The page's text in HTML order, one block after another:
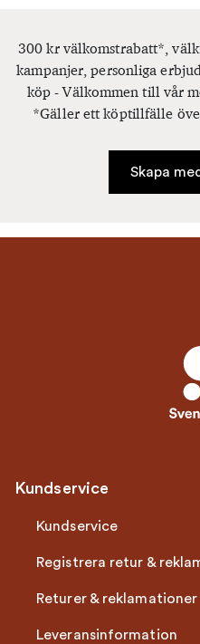
300 kr välkomstrabatt*,
kampanjer, personliga
köp - Välkommen till vår
*Gäller ett köptillfälle
Skapa
Kundservice
Kundservice
Registrera retur &
Returer & reklamationer
Leveransinformation